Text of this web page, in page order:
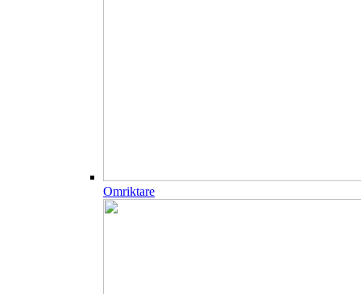
Omriktare